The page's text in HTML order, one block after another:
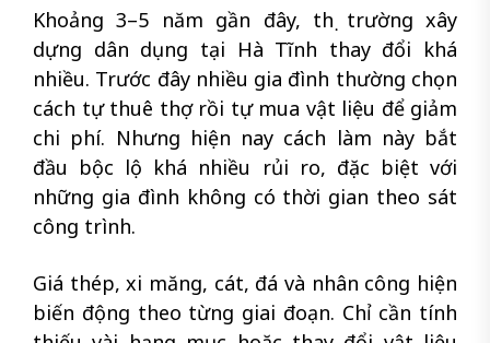
Khoảng 3–5 năm gần đây, thị trường xây
dựng dân dụng tại Hà Tĩnh thay đổi khá
nhiều. Trước đây nhiều gia đình thường chọn
cách tự thuê thợ rồi tự mua vật liệu để giảm
chi phí. Nhưng hiện nay cách làm này bắt
đầu bộc lộ khá nhiều rủi ro, đặc biệt với
những gia đình không có thời gian theo sát
công trình.
Giá thép, xi măng, cát, đá và nhân công hiện
biến động theo từng giai đoạn. Chỉ cần tính